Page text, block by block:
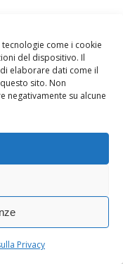
come i cookie
del dispositivo. Il
elaborare dati come il
sito. Non
negativamente su alcune
Privacy